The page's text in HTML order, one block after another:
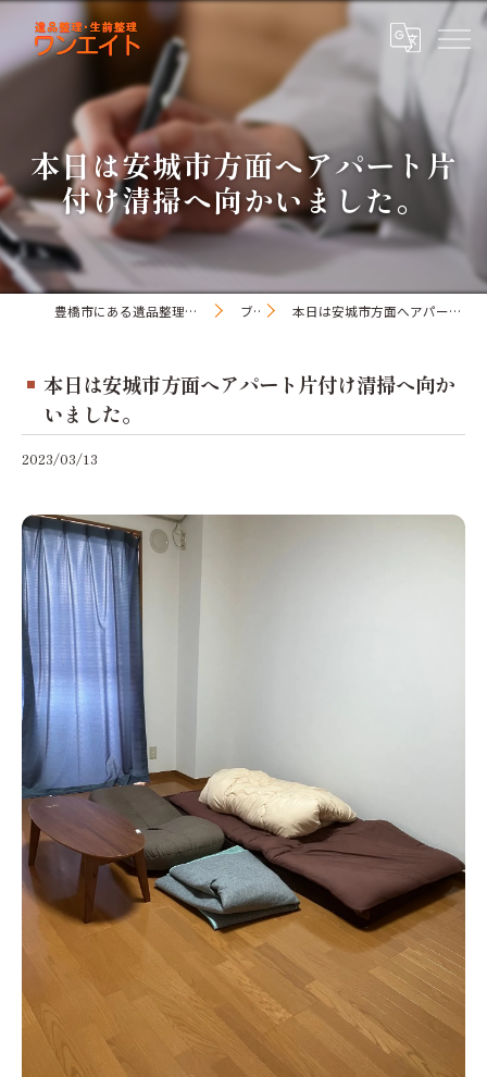
本日は安城市方面へアパート片
付け清掃へ向かいました。
豊橋市にある遺品整理・生前整理のワンオアエイト ブログ 本日は安城市方面へアパート片付け清掃へ向かいました。
本日は安城市方面へアパート片付け清掃へ向か
いました。
2023/03/13